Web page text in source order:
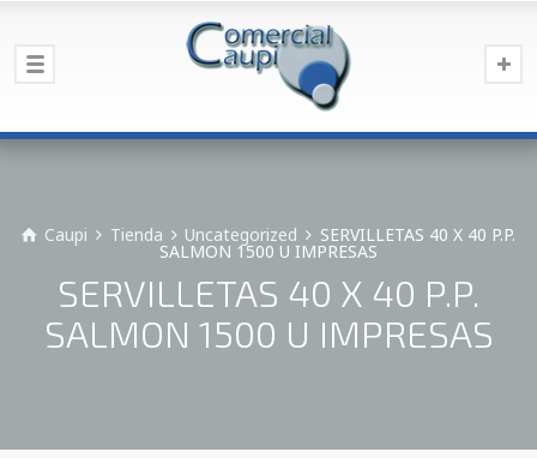
Caupi Tienda Uncategorized SERVILLETAS 40 X 40 P.P.
SALMON 1500 U IMPRESAS
SERVILLETAS 40 X 40 P.P.
SALMON 1500 U IMPRESAS